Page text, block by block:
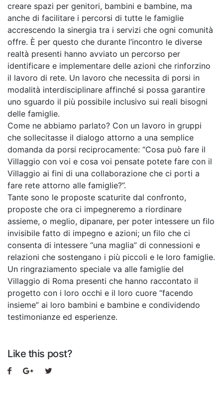
creare spazi per genitori, bambini e bambine, ma
anche di facilitare i percorsi di tutte le famiglie
accrescendo la sinergia tra i servizi che ogni comunità
offre. È per questo che durante l’incontro le diverse
realtà presenti hanno avviato un percorso per
identificare e implementare delle azioni che rinforzino
il lavoro di rete. Un lavoro che necessita di porsi in
modalità interdisciplinare affinché si possa garantire
uno sguardo il più possibile inclusivo sui reali bisogni
delle famiglie.
Come ne abbiamo parlato? Con un lavoro in gruppi
che sollecitasse il dialogo attorno a una semplice
domanda da porsi reciprocamente: “Cosa può fare il
Villaggio con voi e cosa voi pensate potete fare con il
Villaggio ai fini di una collaborazione che ci porti a
fare rete attorno alle famiglie?”.
Tante sono le proposte scaturite dal confronto,
proposte che ora ci impegneremo a riordinare
assieme, o meglio, dipanare, per poter intessere un filo
invisibile fatto di impegno e azioni; un filo che ci
consenta di intessere “una maglia” di connessioni e
relazioni che sostengano i più piccoli e le loro famiglie.
Un ringraziamento speciale va alle famiglie del
Villaggio di Roma presenti che hanno raccontato il
progetto con i loro occhi e il loro cuore “facendo
insieme” ai loro bambini e bambine e condividendo
testimonianze ed esperienze.
Like this post?